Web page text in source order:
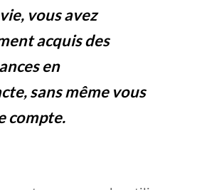
vous avez
acquis des
en
sans même vous
compte.